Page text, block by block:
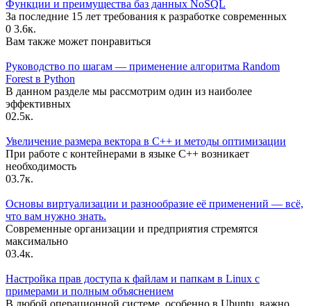
Функции и преимущества баз данных NoSQL
За последние 15 лет требования к разработке современных
0 3.6к.
Вам также может понравиться
Руководство по шагам — применение алгоритма Random
Forest в Python
В данном разделе мы рассмотрим один из наиболее
эффективных
02.5к.
Увеличение размера вектора в C++ и методы оптимизации
При работе с контейнерами в языке C++ возникает
необходимость
03.7к.
Основы виртуализации и разнообразие её применений — всё,
что вам нужно знать.
Современные организации и предприятия стремятся
максимально
03.4к.
Настройка прав доступа к файлам и папкам в Linux с
примерами и полным объяснением
В любой операционной системе, особенно в Ubuntu, важно